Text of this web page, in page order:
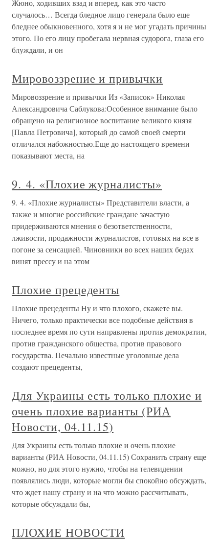
Жюно, ходивших взад и вперед, как это часто
случалось… Всегда бледное лицо генерала было еще
бледнее обыкновенного, хотя я и не мог угадать причины
этого. По его лицу пробегала нервная судорога, глаза его
блуждали, и он
Мировоззрение и привычки
Мировоззрение и привычки Из «Записок» Николая
Александровича Саблукова:Особенное внимание было
обращено на религиозное воспитание великого князя
[Павла Петровича], который до самой своей смерти
отличался набожностью.Еще до настоящего времени
показывают места, на
9. 4. «Плохие журналисты»
9. 4. «Плохие журналисты» Представители власти, а
также и многие российские граждане зачастую
придерживаются мнения о безответственности,
лживости, продажности журналистов, готовых на все в
погоне за сенсацией. Чиновники во всех наших бедах
винят прессу и на этом
Плохие прецеденты
Плохие прецеденты Ну и что плохого, скажете вы.
Ничего, только практически все подобные действия в
последнее время по сути направлены против демократии,
против гражданского общества, против правового
государства. Печально известные уголовные дела
создают прецеденты,
Для Украины есть только плохие и
очень плохие варианты (РИА
Новости, 04.11.15)
Для Украины есть только плохие и очень плохие
варианты (РИА Новости, 04.11.15) Сохранить страну еще
можно, но для этого нужно, чтобы на телевидении
появлялись люди, которые могли бы спокойно обсуждать,
что ждет нашу страну и на что можно рассчитывать,
которые обсуждали бы,
ПЛОХИЕ НОВОСТИ